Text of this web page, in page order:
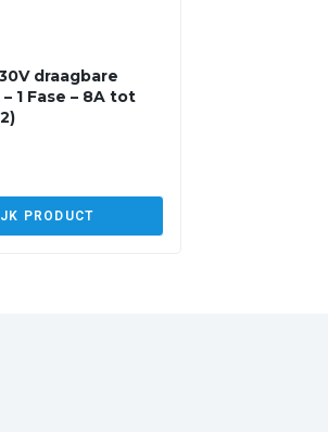
draagbare
1 Fase – 8A tot
PRODUCT